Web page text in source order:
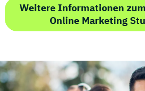
Weitere Informationen
Online Marketing